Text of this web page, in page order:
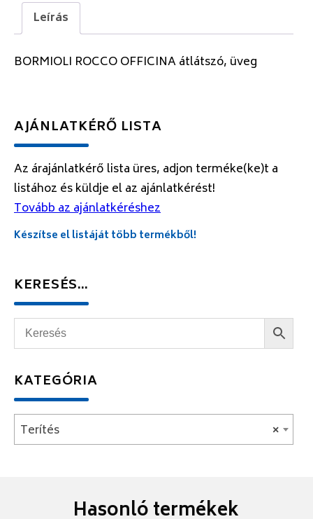
Leírás
BORMIOLI ROCCO OFFICINA átlátszó, üveg
AJÁNLATKÉRŐ LISTA
Az árajánlatkérő lista üres, adjon terméke(ke)t a
listához és küldje el az ajánlatkérést!
Tovább az ajánlatkéréshez
Készítse el listáját több termékből!
KERESÉS…
KATEGÓRIA
×
Terítés
Hasonló termékek